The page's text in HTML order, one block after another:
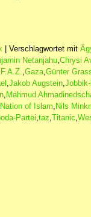
Verschlagwortet mit
Netanjahu,Chrysi
F.A.Z.,Gaza,Günter
,Jakob Augstein,
, Mahmud
Nation of Islam, Nils
Partei,taz,Titanic,